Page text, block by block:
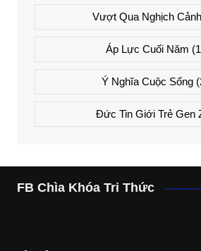
Vượt Qua Nghịch Cảnh
Áp Lực Cuối Năm
Ý Nghĩa Cuộc Sống
Đức Tin Giới Trẻ Gen
FB Chìa Khóa Tri Thức